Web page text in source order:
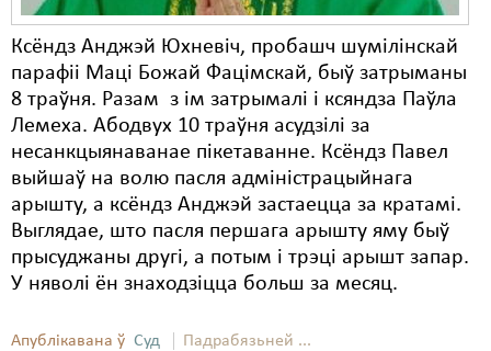
Ксёндз Анджэй Юхневіч, пробашч шумілінскай
парафіі Маці Божай Фацімскай, быў затрыманы
8 траўня. Разам з ім затрымалі і ксяндза Паўла
Лемеха. Абодвух 10 траўня асудзілі за
несанкцыянаванае пікетаванне. Ксёндз Павел
выйшаў на волю пасля адміністрацыйнага
арышту, а ксёндз Анджэй застаецца за кратамі.
Выглядае, што пасля першага арышту яму быў
прысуджаны другі, а потым і трэці арышт запар.
У няволі ён знаходзіцца больш за месяц.
Апублікавана ў Суд Падрабязьней ...
Мігранты
Мірныя сходы
Палітвязьні
Праваабаронцы
Правы дзіцяці
Пэнітэнцыярная сыстэма
Распальваньне варожасьці